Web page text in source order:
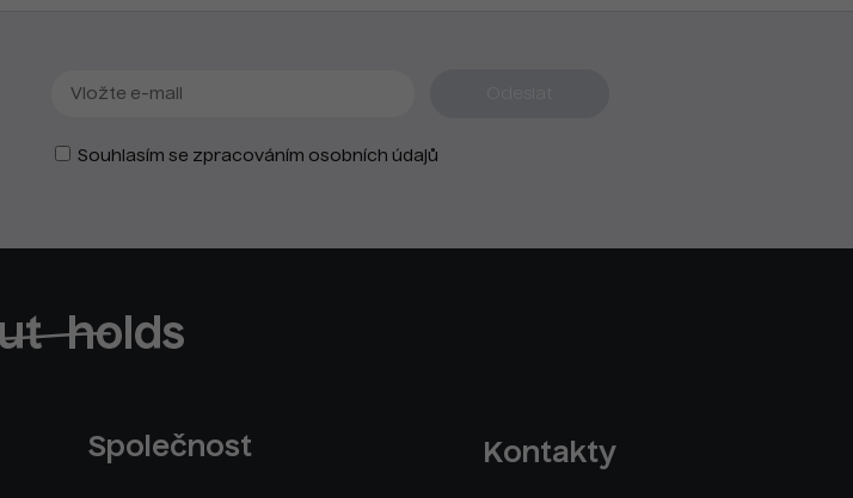
Souhlasím se zpracováním osobních údajů
Společnost Kontakty